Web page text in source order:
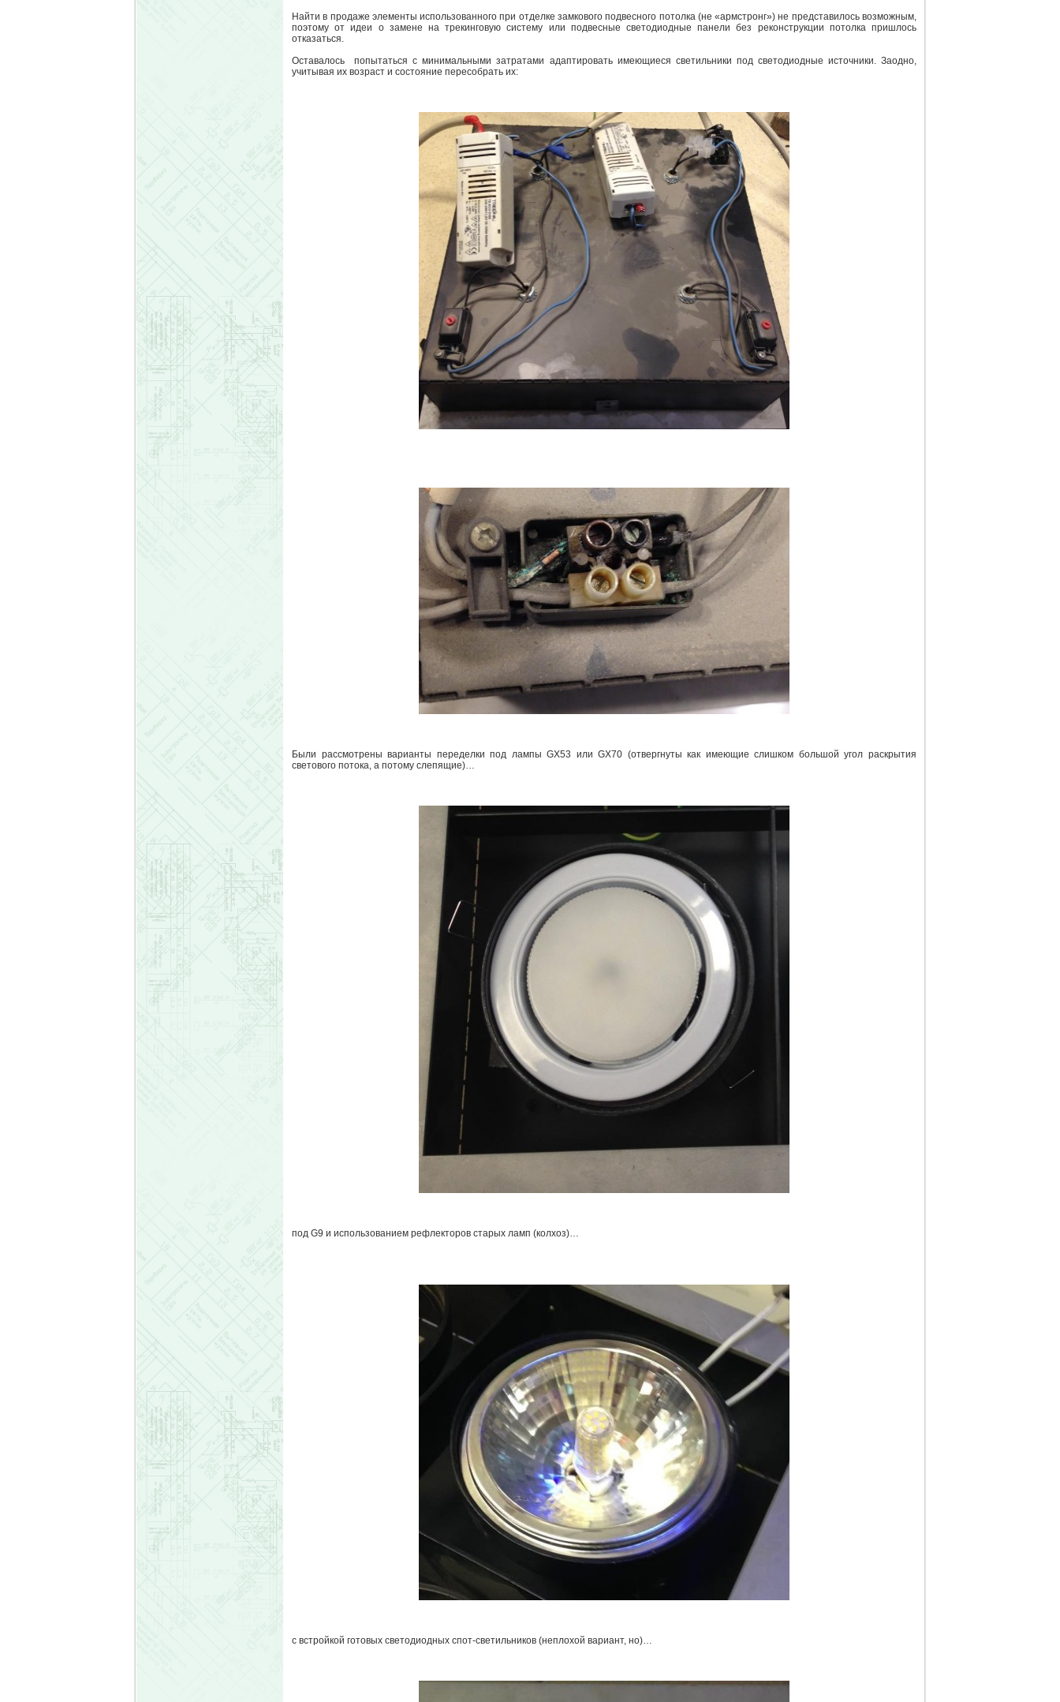
Найти в продаже элементы использованного при отделке замкового подвесного потолка (не «армстронг») не представилось возможным,
поэтому от идеи о замене на трекинговую систему или подвесные светодиодные панели без реконструкции потолка пришлось
отказаться.
Оставалось попытаться с минимальными затратами адаптировать имеющиеся светильники под светодиодные источники. Заодно,
учитывая их возраст и состояние пересобрать их:
Были рассмотрены варианты переделки под лампы GX53 или GX70 (отвергнуты как имеющие слишком большой угол раскрытия
светового потока, а потому слепящие)…
под G9 и использованием рефлекторов старых ламп (колхоз)…
с встройкой готовых светодиодных спот-светильников (неплохой вариант, но)…